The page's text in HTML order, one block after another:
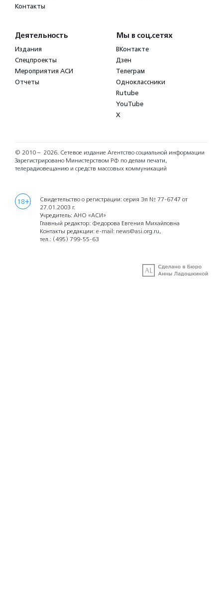
Контакты
Деятельность
Издания
Спецпроекты
Мероприятия АСИ
Отчеты
Мы в соц.сетях
ВКонтакте
Дзен
Телеграм
Одноклассники
Rutube
YouTube
X
© 2010 – 2026. Сетевое издание Агентство социальной информации
Зарегистрировано Министерством РФ по делам печати,
телерадиовещанию и средств массовых коммуникаций
18+
Свидетельство о регистрации: серия Эл № 77-6747 от
27.01.2003 г.
Учредитель: АНО «АСИ»
Главный редактор: Федорова Евгения Михайловна
Контакты редакции: e-mail: news@asi.org.ru,
тел.: (495) 799-55-63